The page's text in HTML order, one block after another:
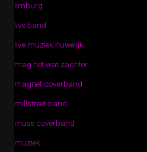
limburg
live band
live muziek huwelijk
mag het wat zachter
magnet coverband
millstreet band
muse coverband
muziek